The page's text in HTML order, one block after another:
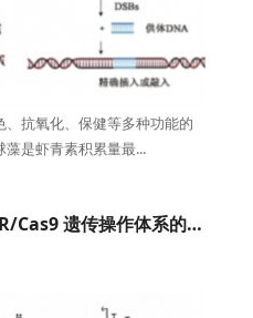
抗氧化、保健等多种功能的
是虾青素积累量最...
雨生红球藻中基于CRISPR/Cas9 遗传操作体系的建立及在提高生物量和虾青素含量中的应用技术研究